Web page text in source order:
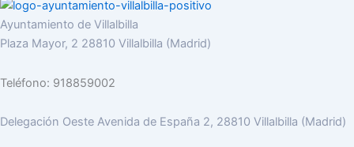
Ayuntamiento de Villalbilla
Plaza Mayor, 2 28810 Villalbilla (Madrid)
Teléfono: 918859002
Delegación Oeste Avenida de España 2, 28810 Villalbilla (Madrid)